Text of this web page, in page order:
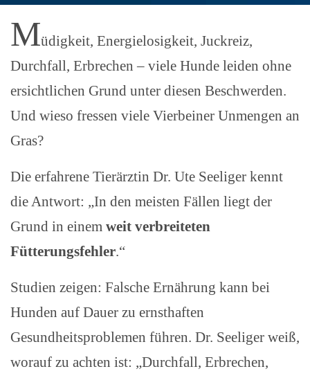
Müdigkeit, Energielosigkeit, Juckreiz,
Durchfall, Erbrechen – viele Hunde leiden ohne
ersichtlichen Grund unter diesen Beschwerden.
Und wieso fressen viele Vierbeiner Unmengen an
Gras?
Die erfahrene Tierärztin Dr. Ute Seeliger kennt
die Antwort: „In den meisten Fällen liegt der
Grund in einem weit verbreiteten
Fütterungsfehler.“
Studien zeigen: Falsche Ernährung kann bei
Hunden auf Dauer zu ernsthaften
Gesundheitsproblemen führen. Dr. Seeliger weiß,
worauf zu achten ist: „Durchfall, Erbrechen,